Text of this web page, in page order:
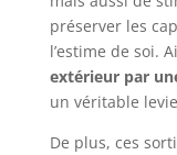
préserver les
l’estime de soi.
extérieur par
un véritable
De plus, ces